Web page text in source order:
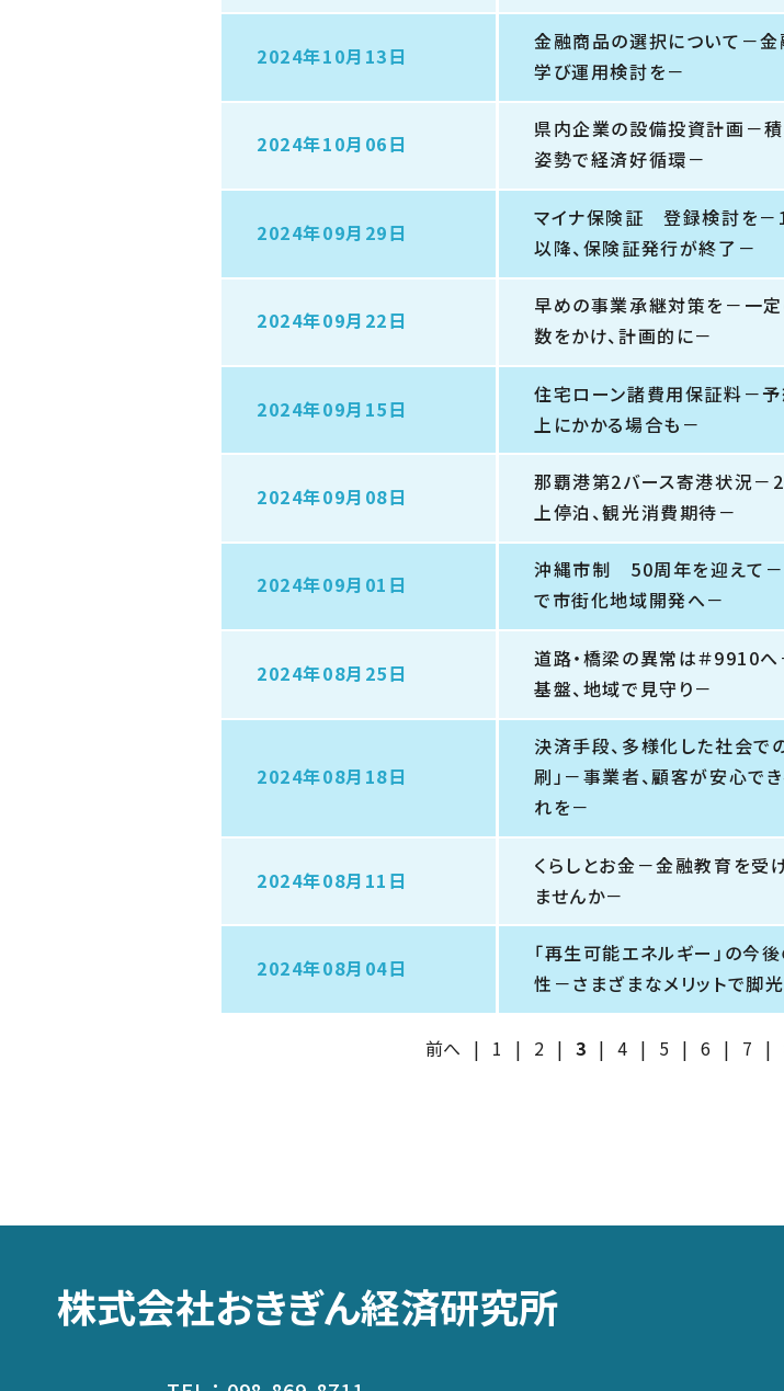
2024年10月13日
金融商品の選択について－
学び運用検討を－
2024年10月06日
県内企業の設備投資計画－
姿勢で経済好循環－
2024年09月29日
マイナ保険証 登録検討を－
以降、保険証発行が終了－
2024年09月22日
早めの事業承継対策を－一
数をかけ、計画的に－
2024年09月15日
住宅ローン諸費用保証料－
上にかかる場合も－
2024年09月08日
那覇港第2バース寄港状況－
上停泊、観光消費期待－
2024年09月01日
沖縄市制 50周年を迎えて
で市街化地域開発へ－
2024年08月25日
道路・橋梁の異常は＃9910
基盤、地域で見守り－
2024年08月18日
決済手段、多様化した社会で
刷」－事業者、顧客が安心で
れを－
2024年08月11日
くらしとお金－金融教育を受
ませんか－
2024年08月04日
「再生可能エネルギー」の今
性－さまざまなメリットで脚
前へ | 1 | 2 | 3 | 4 | 5 | 6 | 7 |
株式会社おきぎん経済研究所